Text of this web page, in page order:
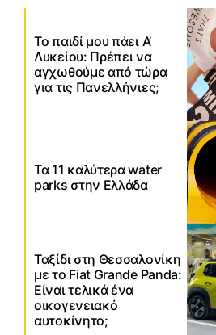
Το παιδί μου πάει Α’
Λυκείου: Πρέπει να
αγχωθούμε από τώρα
για τις Πανελλήνιες;
Τα 11 καλύτερα water
parks στην Ελλάδα
Ταξίδι στη Θεσσαλονίκη
με το Fiat Grande Panda:
Είναι τελικά ένα
οικογενειακό
αυτοκίνητο;